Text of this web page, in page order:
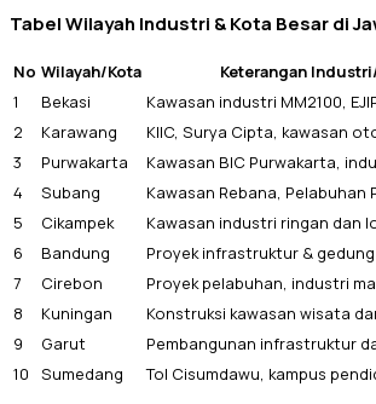
Tabel Wilayah Industri & Kota Besar di
No Wilayah/Kota
Keterangan
1
Bekasi
Kawasan industri MM2100,
2
Karawang
KIIC, Surya Cipta, kawasan
3
Purwakarta
Kawasan BIC Purwakarta,
4
Subang
Kawasan Rebana, Pelabuhan
5
Cikampek
Kawasan industri ringan dan
6
Bandung
Proyek infrastruktur &
7
Cirebon
Proyek pelabuhan, industri
8
Kuningan
Konstruksi kawasan wisata
9
Garut
Pembangunan infrastruktur
10
Sumedang Tol Cisumdawu, kampus